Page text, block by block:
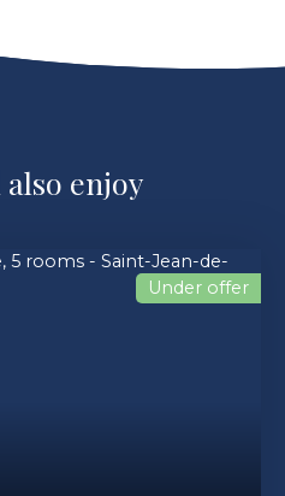
also enjoy
Under offer